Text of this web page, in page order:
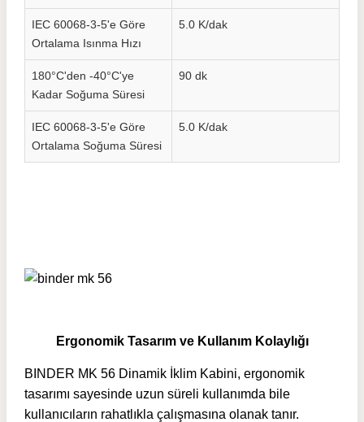
IEC 60068-3-5'e Göre
Ortalama Isınma Hızı
5.0 K/dak
180°C'den -40°C'ye
Kadar Soğuma Süresi
90 dk
IEC 60068-3-5'e Göre
Ortalama Soğuma Süresi
5.0 K/dak
Ergonomik Tasarım ve Kullanım Kolaylığı
BINDER MK 56 Dinamik İklim Kabini, ergonomik
tasarımı sayesinde uzun süreli kullanımda bile
kullanıcıların rahatlıkla çalışmasına olanak tanır.